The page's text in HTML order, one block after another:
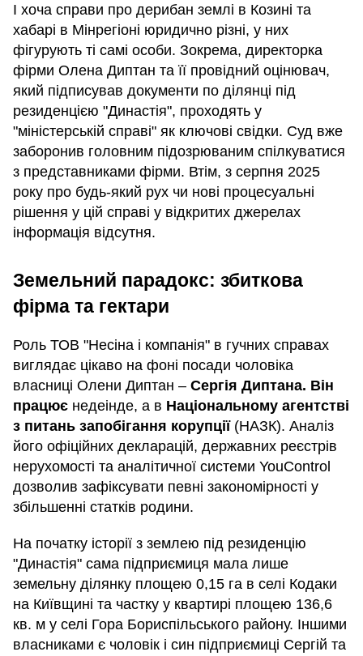
І хоча справи про дерибан землі в Козині та
хабарі в Мінрегіоні юридично різні, у них
фігурують ті самі особи. Зокрема, директорка
фірми Олена Диптан та її провідний оцінювач,
який підписував документи по ділянці під
резиденцією "Династія", проходять у
"міністерській справі" як ключові свідки. Суд вже
заборонив головним підозрюваним спілкуватися
з представниками фірми. Втім, з серпня 2025
року про будь-який рух чи нові процесуальні
рішення у цій справі у відкритих джерелах
інформація відсутня.
Земельний парадокс: збиткова
фірма та гектари
Роль ТОВ "Несіна і компанія" в гучних справах
виглядає цікаво на фоні посади чоловіка
власниці Олени Диптан – Сергія Диптана. Він
працює недеінде, а в Національному агентстві
з питань запобігання корупції(НАЗК). Аналіз
його офіційних декларацій, державних реєстрів
нерухомості та аналітичної системи YouControl
дозволив зафіксувати певні закономірності у
збільшенні статків родини.
На початку історії з землею під резиденцію
"Династія" сама підприємиця мала лише
земельну ділянку площею 0,15 га в селі Кодаки
на Київщині та частку у квартирі площею 136,6
кв. м у селі Гора Бориспільського району. Іншими
власниками є чоловік і син підприємиці Сергій та